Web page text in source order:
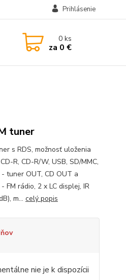
Prihlásenie
0ks
za 0 €
tuner
s RDS, možnosť uloženia
R, CD-R/W, USB, SD/MMC,
tuner OUT, CD OUT a
FM rádio, 2 x LC displej, IR
m... celý popis
nie je k dispozícii